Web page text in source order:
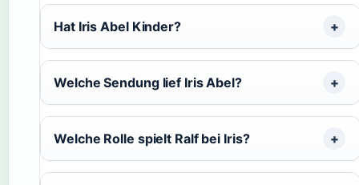
Hat Iris Abel Kinder?
Welche Sendung lief Iris Abel?
Welche Rolle spielt Ralf bei Iris?